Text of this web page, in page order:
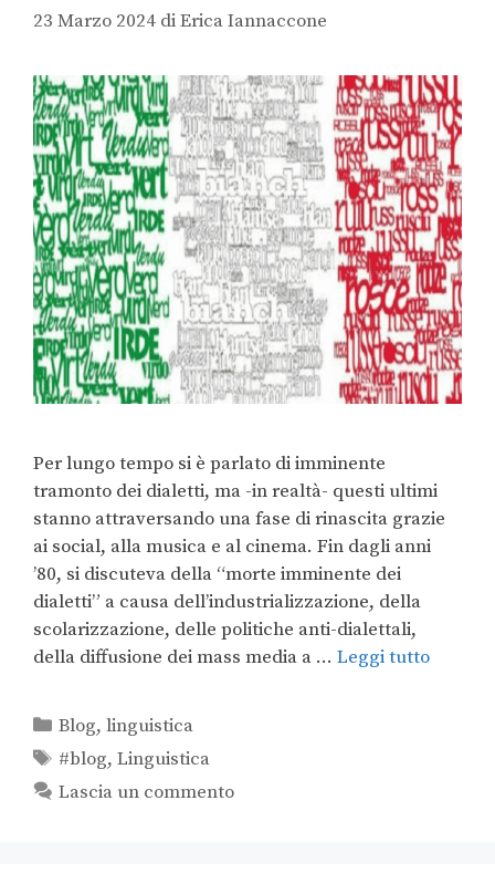
23 Marzo 2024 diErica Iannaccone
Per lungo tempo si è parlato di imminente
tramonto dei dialetti, ma -in realtà- questi ultimi
stanno attraversando una fase di rinascita grazie
ai social, alla musica e al cinema. Fin dagli anni
’80, si discuteva della “morte imminente dei
dialetti” a causa dell’industrializzazione, della
scolarizzazione, delle politiche anti-dialettali,
della diffusione dei mass media a … Leggi tutto
Blog,linguistica
#blog,Linguistica
Lascia un commento